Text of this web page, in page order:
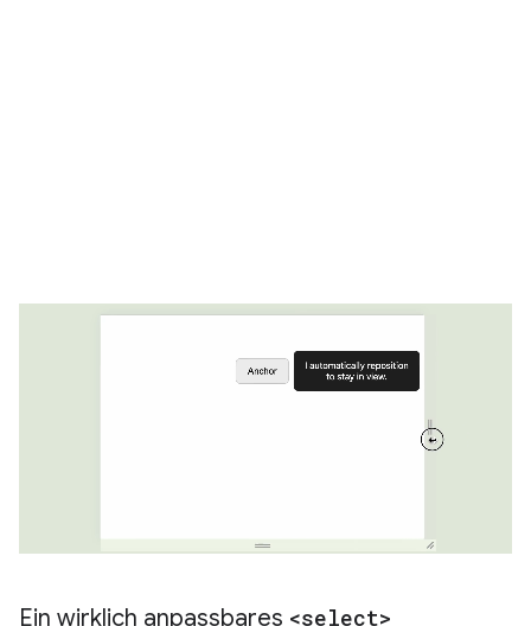
Ein wirklich anpassbares <select>